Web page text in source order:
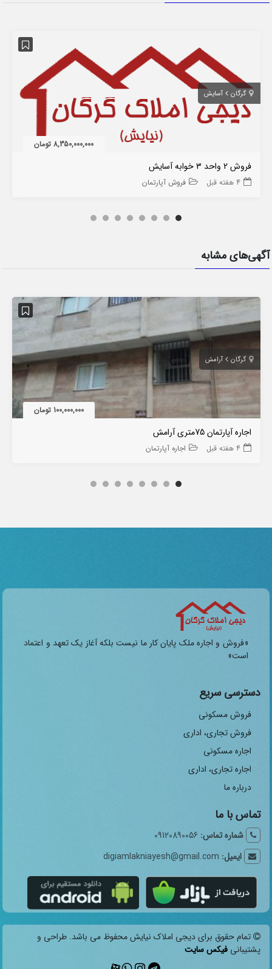
گرگان آسایش
8,350,000,000 تومان
فروش 2 واحد 3 خوابه آسایش
4 هفته قبل فروش آپارتمان
آگهی‌های مشابه
گرگان آرامش
100,000,000 تومان
اجاره آپارتمان 75متری آرامش
4 هفته قبل اجاره آپارتمان
«فروش و اجاره ملک پایان کار ما نیست بلکه آغاز یک تعهد و اعتماد
است»
دسترسی سریع
فروش مسکونی
فروش تجاری، اداری
اجاره مسکونی
اجاره تجاری، اداری
درباره ما
تماس با ما
شماره تماس: 09120890056
ایمیل: digiamlakniayesh@gmail.com
تمام حقوق برای دیجی املاک نیایش محفوظ می باشد. طراحی و
پشتیبانی فیکس سایت